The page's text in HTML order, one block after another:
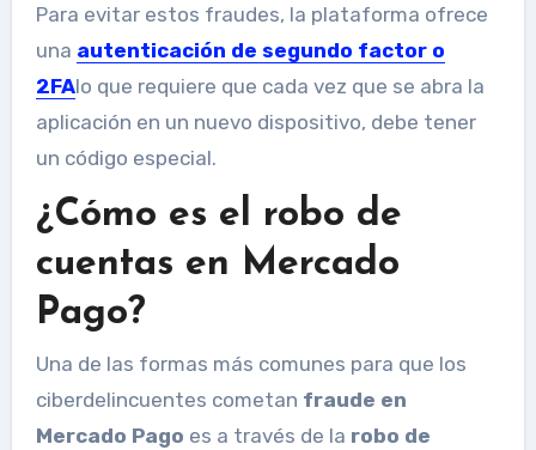
Para evitar estos fraudes, la plataforma ofrece
una autenticación de segundo factor o
2FAlo que requiere que cada vez que se abra la
aplicación en un nuevo dispositivo, debe tener
un código especial.
¿Cómo es el robo de
cuentas en Mercado
Pago?
Una de las formas más comunes para que los
ciberdelincuentes cometan fraude en
Mercado Pago es a través de la robo de